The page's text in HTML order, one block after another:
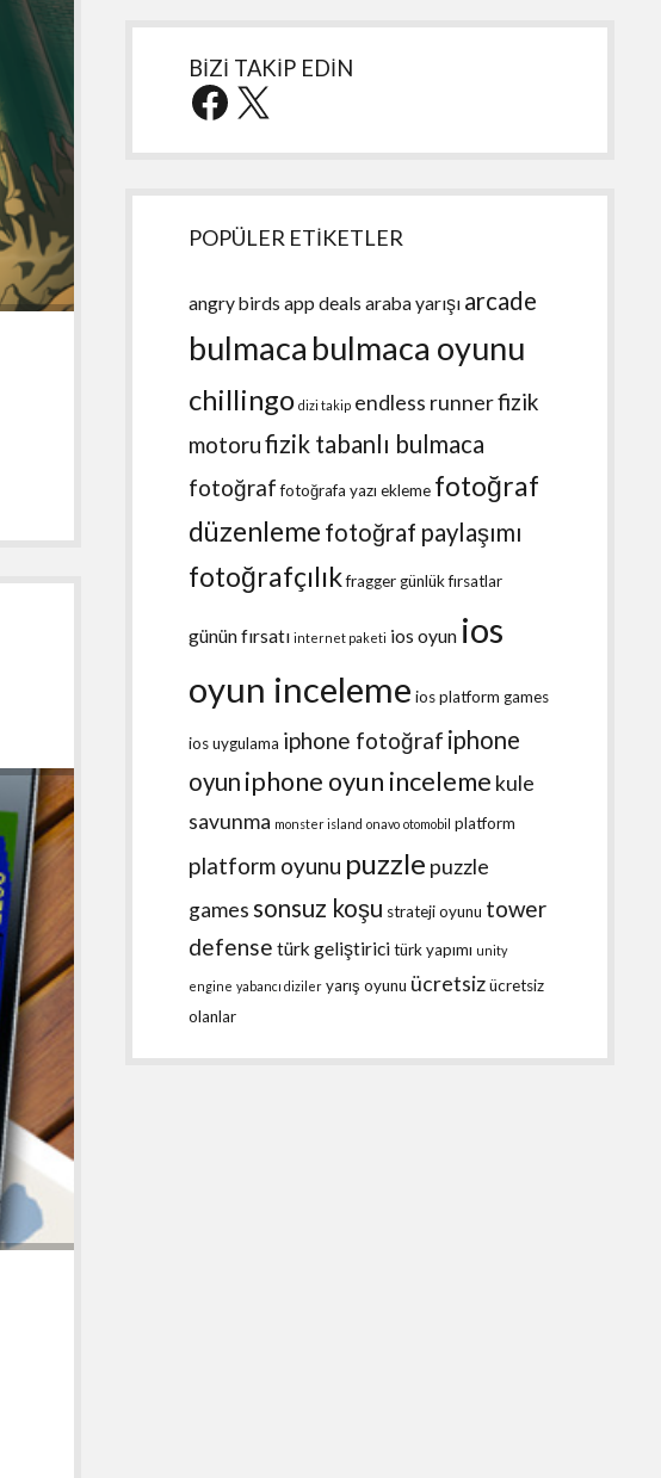
BİZİ TAKİP EDİN
Facebook
X
POPÜLER ETİKETLER
angry birds app deals araba yarışı arcade
bulmaca bulmaca oyunu
chillingo dizi takip endless runnerfizik
motorufizik tabanlı bulmaca
fotoğraf fotoğrafa yazı ekleme fotoğraf
düzenleme fotoğraf paylaşımı
fotoğrafçılıkfraggergünlük fırsatlar
günün fırsatı internet paketi ios oyun ios
oyun inceleme ios platform games
ios uygulama iphone fotoğraf iphone
oyun iphone oyun inceleme kule
savunma monster island onavo otomobil platform
platform oyunu puzzle puzzle
games sonsuz koşu strateji oyunu tower
defense türk geliştiricitürk yapımı unity
engine yabancı diziler yarış oyunu ücretsizücretsiz
olanlar